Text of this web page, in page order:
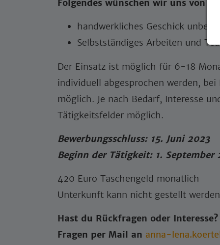
Folgendes wünschen wir uns von
handwerkliches Geschick
Selbstständiges Arbeiten und
Der Einsatz ist möglich für 6-18
individuell abgesprochen werden,
möglich. Je nach Bedarf, Interesse
Tätigkeitsfelder möglich.
Bewerbungsschluss: 15. Juni 2023
Beginn der Tätigkeit: 1. September
420 Euro Taschengeld monatlich
Unterkunft kann nicht gestellt werden
Hast du Rückfragen oder
Fragen per Mail an anna-